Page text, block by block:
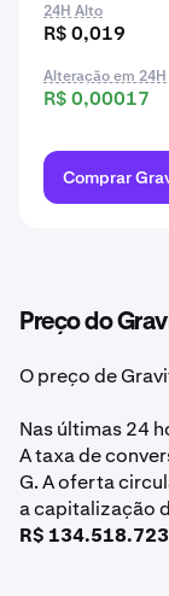
24H Alto
R$ 0,019
Alteração em 24H
R$ 0,00017
Comprar
Preço do
O preço de
Nas últimas 24
A taxa de
G. A oferta
a capitalização
R$ 134.518.723